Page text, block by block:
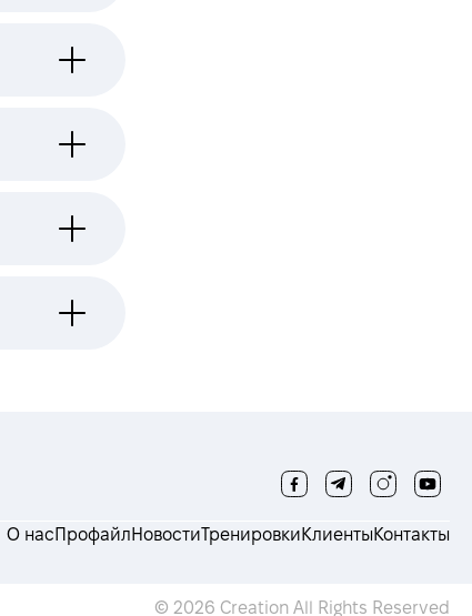
О насПрофайлНовостиТренировки Клиенты Контакты
© 2026 Creation All Rights Reserved